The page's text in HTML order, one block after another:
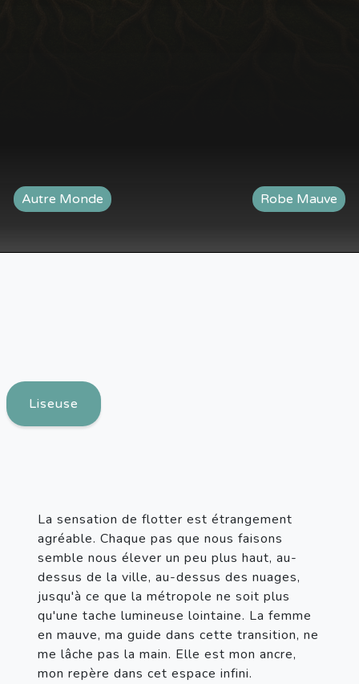
Autre Monde Robe Mauve
Liseuse
La sensation de flotter est étrangement
agréable. Chaque pas que nous faisons
semble nous élever un peu plus haut, au-
dessus de la ville, au-dessus des nuages,
jusqu'à ce que la métropole ne soit plus
qu'une tache lumineuse lointaine. La femme
en mauve, ma guide dans cette transition, ne
me lâche pas la main. Elle est mon ancre,
mon repère dans cet espace infini.